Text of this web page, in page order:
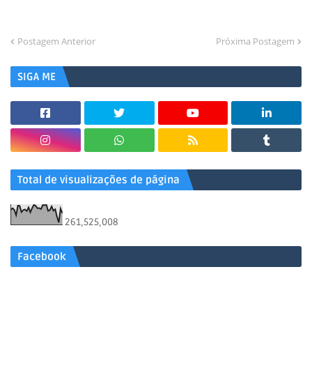
Postagem Anterior Próxima Postagem
SIGA ME
Total de visualizações de página
261,525,008
Facebook